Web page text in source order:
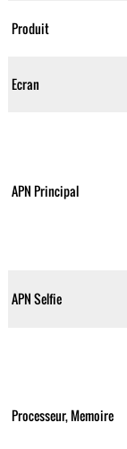
Produit
Ecran
APN Principal
APN Selfie
Processeur, Memoire